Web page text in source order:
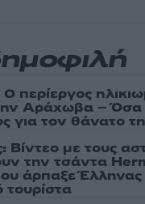
περίεργος
Αράχωβα – Όσα
για τον θάνατο
Βίντεο με τους
την τσάντα
άρπαξε